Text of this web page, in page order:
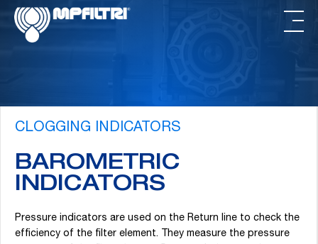
Skip
Skip
footer
CLOGGING INDICATORS
BAROMETRIC
INDICATORS
Pressure indicators are used on the Return line to check the
efficiency of the filter element. They measure the pressure